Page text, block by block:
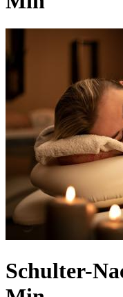
Schulter-